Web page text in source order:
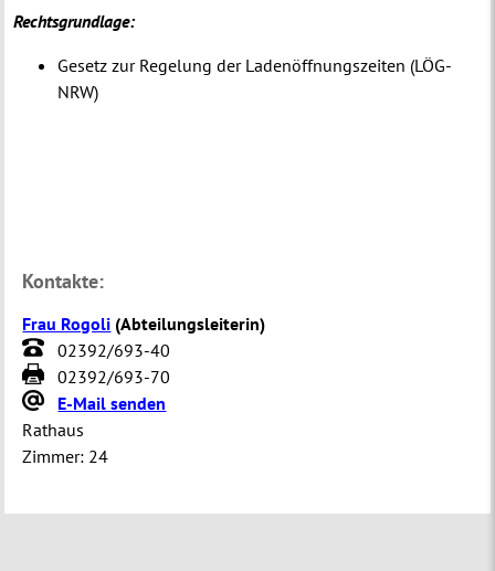
Rechtsgrundlage:
Gesetz zur Regelung der Ladenöffnungszeiten (LÖG-
NRW)
Kontakte:
Frau Rogoli (Abteilungsleiterin)
02392/693-40
02392/693-70
E-Mail senden
Rathaus
Zimmer: 24